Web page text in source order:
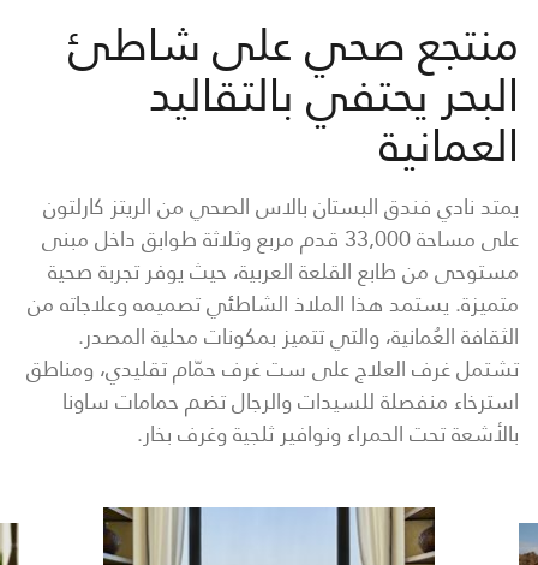
منتجع صحي على شاطئ
البحر يحتفي بالتقاليد
العمانية
يمتد نادي فندق البستان بالاس الصحي من الريتز كارلتون
على مساحة 33,000 قدم مربع وثلاثة طوابق داخل مبنى
مستوحى من طابع القلعة العربية، حيث يوفر تجربة صحية
متميزة. يستمد هذا الملاذ الشاطئي تصميمه وعلاجاته من
الثقافة العُمانية، والتي تتميز بمكونات محلية المصدر.
تشتمل غرف العلاج على ست غرف حمّام تقليدي، ومناطق
استرخاء منفصلة للسيدات والرجال تضم حمامات ساونا
بالأشعة تحت الحمراء ونوافير ثلجية وغرف بخار.